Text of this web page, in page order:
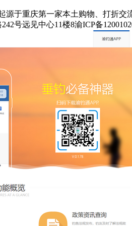
源于重庆第一家本土购物、打折
号远见中心11楼8渝ICP备